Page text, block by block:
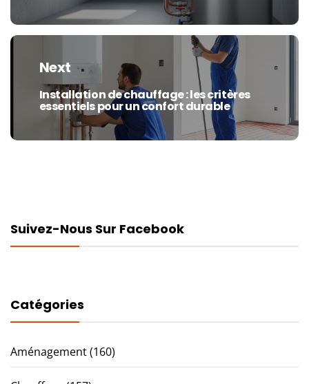
Next
Next
post:
Installation de chauffage : les critères
essentiels pour un confort durable
Suivez-Nous Sur Facebook
Catégories
Aménagement(160)